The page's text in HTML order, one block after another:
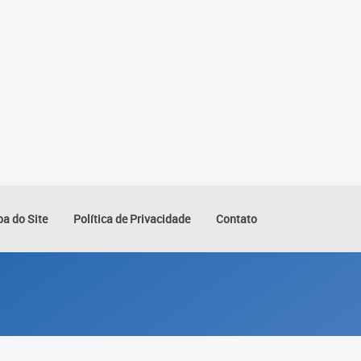
do Site Política de Privacidade Contato